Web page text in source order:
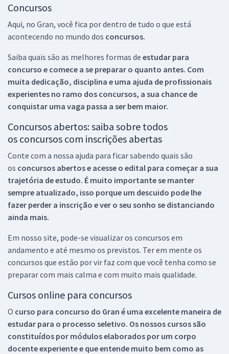
Concursos
Aqui, no Gran, você fica por dentro de tudo o que está
acontecendo no mundo dos concursos.
Saiba quais são as melhores formas de estudar para
concurso e comece a se preparar o quanto antes. Com
muita dedicação, disciplina e uma ajuda de profissionais
experientes no ramo dos concursos, a sua chance de
conquistar uma vaga passa a ser bem maior.
Concursos abertos: saiba sobre todos
os concursos com inscrições abertas
Conte com a nossa ajuda para ficar sabendo quais são
os concursos abertos e acesse o edital para começar a sua
trajetória de estudo. É muito importante se manter
sempre atualizado, isso porque um descuido pode lhe
fazer perder a inscrição e ver o seu sonho se distanciando
ainda mais.
Em nosso site, pode-se visualizar os concursos em
andamento e até mesmo os previstos. Ter em mente os
concursos que estão por vir faz com que você tenha como se
preparar com mais calma e com muito mais qualidade.
Cursos online para concursos
O curso para concurso do Gran é uma excelente maneira de
estudar para o processo seletivo. Os nossos cursos são
constituídos por módulos elaborados por um corpo
docente experiente e que entende muito bem como as